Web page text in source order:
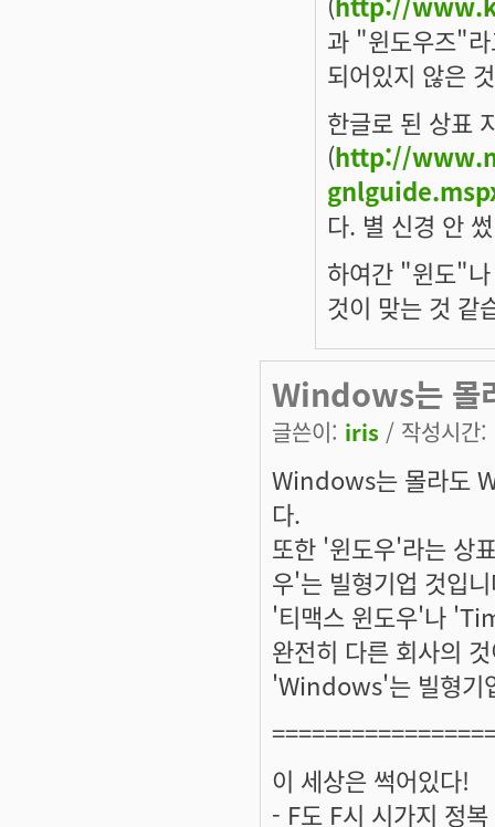
과 "윈도우즈"
되어있지 않은
한글로 된 상표
(http://
다. 별 신경 안
하여간 "윈도"
것이 맞는 것 같
Windows는 몰
글쓴이: iris / 작성시간
Windows는 몰라도
다.
또한 '윈도우'라는 상
우'는 빌형기업 것입
'티맥스 윈도우'나
완전히 다른 회사의
'Windows'는 빌형기
이 세상은 썩어있다!
- F도 F시 시가지 정